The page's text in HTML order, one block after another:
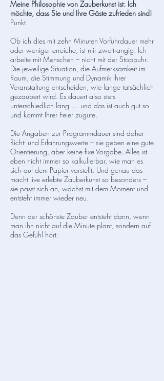
Meine Philosophie von Zauberkunst ist: Ich
möchte, dass Sie und Ihre Gäste zufrieden sind!
Punkt.
Ob ich dies mit zehn Minuten Vorführdauer mehr
oder weniger erreiche, ist mir zweitrangig. Ich
arbeite mit Menschen – nicht mit der Stoppuhr.
Die jeweilige Situation, die Aufmerksamkeit im
Raum, die Stimmung und Dynamik Ihrer
Veranstaltung entscheiden, wie lange tatsächlich
gezaubert wird. Es dauert also stets
unterschiedlich lang … und das ist auch gut so
und kommt Ihrer Feier zugute.
Die Angaben zur Programmdauer sind daher
Richt- und Erfahrungswerte – sie geben eine gute
Orientierung, aber keine fixe Vorgabe. Alles ist
eben nicht immer so kalkulierbar, wie man es
sich auf dem Papier vorstellt. Und genau das
macht live erlebte Zauberkunst so besonders –
sie passt sich an, wächst mit dem Moment und
entsteht immer wieder neu.
Denn der schönste Zauber entsteht dann, wenn
man ihn nicht auf die Minute plant, sondern auf
das Gefühl hört.